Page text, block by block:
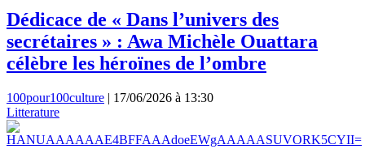
Dédicace de « Dans l’univers des
secrétaires » : Awa Michèle Ouattara
célèbre les héroïnes de l’ombre
100pour100culture | 17/06/2026 à 13:30
Litterature